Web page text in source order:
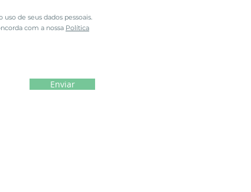
de seus dados pessoais.
com a nossa Política
Enviar